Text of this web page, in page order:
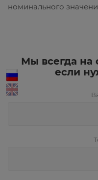
номинального
Мы всегда на
если